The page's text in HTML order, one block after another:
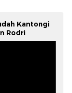
Kantongi
Rodri